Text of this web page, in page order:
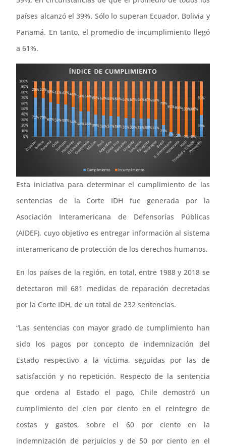
países alcanzó el 39%. Sólo lo superan Ecuador, Bolivia y
Panamá. En tanto, el promedio de incumplimiento llegó
a 61%.
Esta iniciativa para determinar el cumplimiento de las
sentencias de la Corte IDH fue generada por la
Asociación Interamericana de Defensorías Públicas
(AIDEF), cuyo objetivo es entregar información al sistema
interamericano de protección de los derechos humanos.
En los países de la región, en total, entre 1988 y 2018 se
detectaron mil 681 medidas de reparación decretadas
por la Corte IDH, de un total de 232 sentencias.
“Las sentencias con mayor grado de cumplimiento han
sido los pagos por concepto de indemnización del
Estado respectivo a la víctima, seguidas por las de
satisfacción y no repetición. Respecto de la sentencia
que ordena al Estado el pago, Chile demostró un
cumplimiento del cien por ciento en el reintegro de
costas y gastos, sobre el 60 por ciento en la
indemnización de perjuicios y de 50 por ciento en el